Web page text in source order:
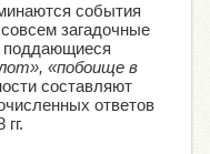
события
загадочные
поддающиеся
«побоище в
составляют
ответов